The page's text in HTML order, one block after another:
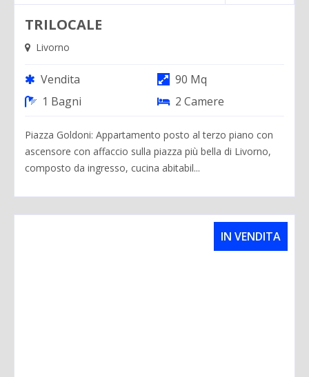
TRILOCALE
Livorno
Vendita
90 Mq
1 Bagni
2 Camere
Piazza Goldoni: Appartamento posto al terzo piano con
ascensore con affaccio sulla piazza più bella di Livorno,
composto da ingresso, cucina abitabil...
IN VENDITA